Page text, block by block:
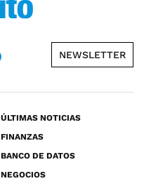
NEWSLETTER
ÚLTIMAS NOTICIAS
FINANZAS
BANCO DE DATOS
NEGOCIOS